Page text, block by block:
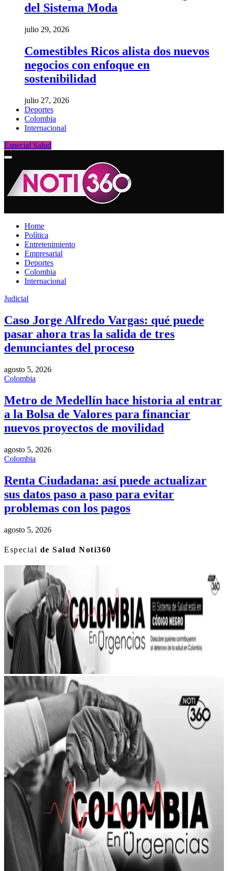
del Sistema Moda
julio 29, 2026
Comestibles Ricos alista dos nuevos
negocios con enfoque en
sostenibilidad
julio 27, 2026
Deportes
Colombia
Internacional
Especial Salud
Home
Política
Entretenimiento
Empresarial
Deportes
Colombia
Internacional
Judicial
Caso Jorge Alfredo Vargas: qué puede
pasar ahora tras la salida de tres
denunciantes del proceso
agosto 5, 2026
Colombia
Metro de Medellín hace historia al entrar
a la Bolsa de Valores para financiar
nuevos proyectos de movilidad
agosto 5, 2026
Colombia
Renta Ciudadana: así puede actualizar
sus datos paso a paso para evitar
problemas con los pagos
agosto 5, 2026
Especial de Salud Noti360